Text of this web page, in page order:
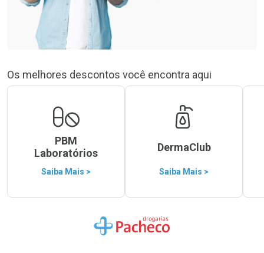
Os melhores descontos você encontra aqui
PBM
Laboratórios
Saiba Mais >
DermaClub
Saiba Mais >
Ir para a Home